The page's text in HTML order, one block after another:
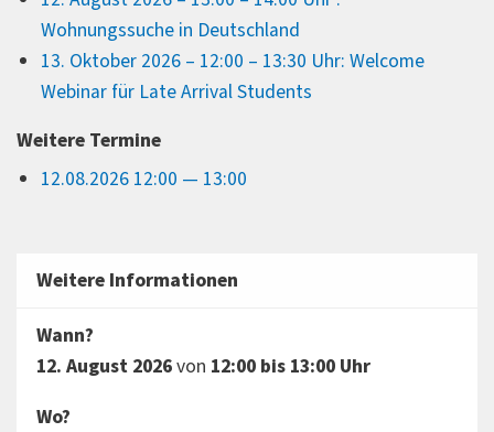
Wohnungssuche in Deutschland
13. Oktober 2026 – 12:00 – 13:30 Uhr: Welcome
Webinar für Late Arrival Students
Weitere Termine
12.08.2026 12:00 — 13:00
Weitere Informationen
Wann?
12. August 2026von 12:00 bis 13:00 Uhr
Wo?